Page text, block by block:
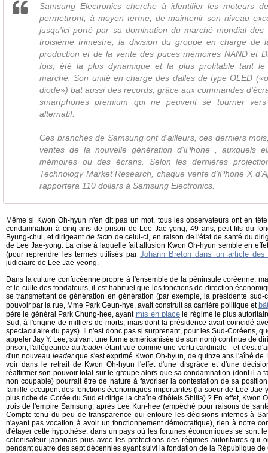
Samsung Electronics cherche à identifier les moteurs
permettront, à moyen terme, de maintenir son niveau
jusqu'ici porté par sa domination du marché mondial des
troisième trimestre, la division du groupe en charge de
production et de la vente des puces mémoires NAND et
fois, été la plus dynamique et la plus profitable tant le
marché. Son unité en charge des dalles de type OLED
diode») bat aussi des records, grâce aux commandes
smartphones premium qui ne peuvent se tourner
alternatif.
Ces branches de Samsung ont d'ailleurs, ces derniers
ventes de la nouvelle génération d'iPhone , auxquels
mémoires ou des écrans. Selon les dernières
Technology Market Research, chaque vente d'iPhone X
rapportera 110 dollars à Samsung Electronics.
Même si Kwon Oh-hyun n'en dit pas un mot, tous les observateurs ont en
condamnation à cinq ans de prison de Lee Jae-yong, 49 ans, petit-fils du
Byung-chul, et dirigeantde facto de celui-ci, en raison de l'état de santé du
de Lee Jae-yong. La crise à laquelle fait allusion Kwon Oh-hyun semble en
(pour reprendre les termes utilisés par Johann Breton dans un article
judiciaire de Lee Jae-yeong.
Dans la culture confucéenne propre à l'ensemble de la péninsule coréenne,
et le culte des fondateurs, il est habituel que les fonctions de direction
se transmettent de génération en génération (par exemple, la présidente sud-
pouvoir par la rue, Mme Park Geun-hye, avait construit sa carrière politique et
père le général Park Chung-hee, ayant mis en place le régime le plus
Sud, à l'origine de milliers de morts, mais dont la présidence avait coïncidé
spectaculaire du pays). Il n'est donc pas si surprenant, pour les Sud-Coréens,
appeler Jay Y. Lee, suivant une forme américanisée de son nom) continue de
prison, l'allégeance auleader étant vue comme une vertu cardinale - et c'est
d'un nouveau leaderque s'est exprimé Kwon Oh-hyun, de quinze ans l'aîné de
voir dans le retrait de Kwon Oh-hyun l'effet d'une disgrâce et d'une
réaffirmer son pouvoir total sur le groupe alors que sa condamnation (dont il a
non coupable) pourrait être de nature à favoriser la contestation de sa
famille occupent des fonctions économiques importantes (la soeur de Lee
plus riche de Corée du Sud et dirige la chaîne d'hôtels Shilla) ? En effet, Kwon
trois de l'empire Samsung, après Lee Kun-hee (empêché pour raisons de
Compte tenu du peu de transparence qui entoure les décisions internes à
n'ayant pas vocation à avoir un fonctionnement démocratique), rien à notre
d'étayer cette hypothèse, dans un pays où les fortunes économiques se sont
colonisateur japonais puis avec les protections des régimes autoritaires qui
pendant quatre des sept décennies ayant suivi la fondation de la République